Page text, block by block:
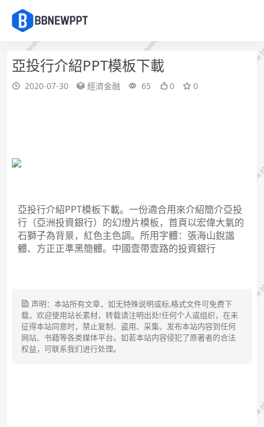
亞投行介紹PPT模板下載
2020-07-30 經濟金融 65 0 0
亞投行介紹PPT模板下載。 一份適合用來介紹簡介亞投
行（亞洲投資銀行）的幻燈片模板，首頁以宏偉大氣的
石獅子為背景，紅色主色調。 所用字體：張海山銳諧
體、方正正準黑簡體。中國壹帶壹路的投資銀行
声明：本站所有文章，如无特殊说明或标,格式文件可免费下
载，欢迎使用站长素材，转载请注明出处!任何个人或组织，在未
征得本站同意时，禁止复制、盗用、采集、发布本站内容到任何
网站、书籍等各类媒体平台。如若本站内容侵犯了原著者的合法
权益，可联系我们进行处理。